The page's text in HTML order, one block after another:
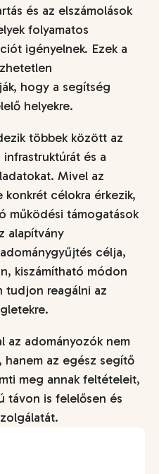
és az elszámolások
folyamatos
igényelnek. Ezek a
hogy a segítség
helyekre.
többek között az
és a
Mivel az
célokra érkezik,
működési támogatások
alapítvány
célja,
kiszámítható módon
tudjon reagálni az
az adományozók nem
az egész segítő
meg annak feltételeit,
távon is felelősen és